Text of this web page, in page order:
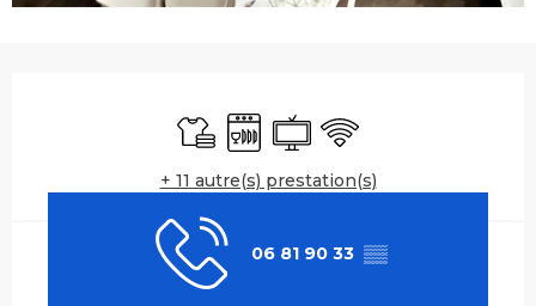
Draps et linge
Lave vaisselle
Télévision
WiFi
+ 11 autre(s) prestation(s)
06 81 90 33 ▒▒